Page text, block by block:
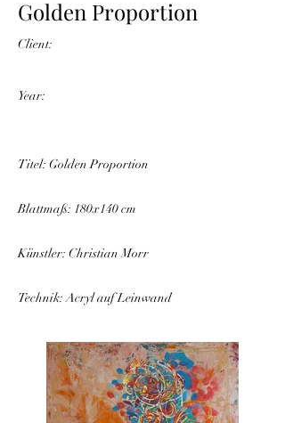
Golden Proportion
Client:
Year:
Titel: Golden Proportion
Blattmaß: 180x140 cm
Künstler: Christian Morr
Technik: Acryl auf Leinwand